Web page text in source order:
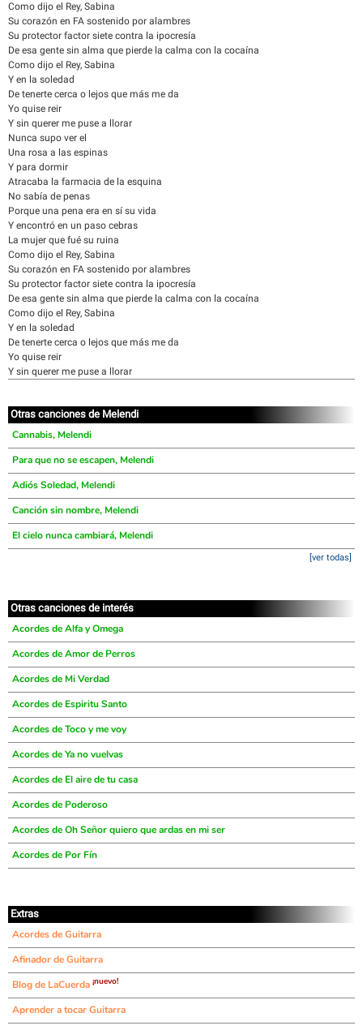
Como dijo el Rey, Sabina
Su corazón en FA sostenido por alambres
Su protector factor siete contra la ipocresía
De esa gente sin alma que pierde la calma con la cocaína
Como dijo el Rey, Sabina
Y en la soledad
De tenerte cerca o lejos que más me da
Yo quise reir
Y sin querer me puse a llorar
Nunca supo ver el
Una rosa a las espinas
Y para dormir
Atracaba la farmacia de la esquina
No sabía de penas
Porque una pena era en sí su vida
Y encontró en un paso cebras
La mujer que fué su ruina
Como dijo el Rey, Sabina
Su corazón en FA sostenido por alambres
Su protector factor siete contra la ipocresía
De esa gente sin alma que pierde la calma con la cocaína
Como dijo el Rey, Sabina
Y en la soledad
De tenerte cerca o lejos que más me da
Yo quise reir
Y sin querer me puse a llorar
Otras canciones de Melendi
Cannabis, Melendi
Para que no se escapen, Melendi
Adiós Soledad, Melendi
Canción sin nombre, Melendi
El cielo nunca cambiará, Melendi
[ver todas]
Otras canciones de interés
Acordes de Alfa y Omega
Acordes de Amor de Perros
Acordes de Mi Verdad
Acordes de Espiritu Santo
Acordes de Toco y me voy
Acordes de Ya no vuelvas
Acordes de El aire de tu casa
Acordes de Poderoso
Acordes de Oh Señor quiero que ardas en mi ser
Acordes de Por Fín
Extras
Acordes de Guitarra
Afinador de Guitarra
Blog de LaCuerda ¡nuevo!
Aprender a tocar Guitarra